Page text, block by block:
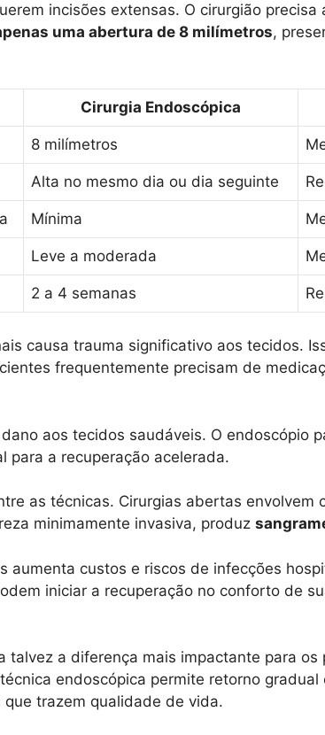
incisões extensas. O cirurgião
uma abertura de 8 milímetros,
Cirurgia Endoscópica
8 milímetros
Alta no mesmo dia ou dia seguinte
Mínima
Leve a moderada
2 a 4 semanas
causa trauma significativo aos tecidos.
frequentemente precisam de
aos tecidos saudáveis. O endoscópio
para a recuperação acelerada.
as técnicas. Cirurgias abertas envolvem
minimamente invasiva, produz
custos e riscos de infecções
iniciar a recuperação no conforto de
a diferença mais impactante para
endoscópica permite retorno
trazem qualidade de vida.